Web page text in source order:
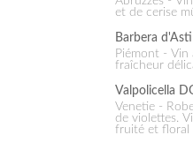
et de cerise
Barbera
Piémont - Vin aux arômes de baies sauvages avec une
fraîcheur
Valpolicella
Venetie - Robe rouge rubis, au nez des notes de cerises et
de violettes.
fruité et floral